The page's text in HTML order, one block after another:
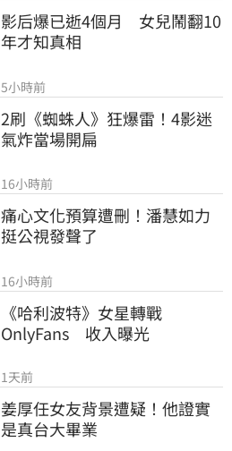
影后爆已逝4個月　女兒鬧翻10
年才知真相
5小時前
2刷《蜘蛛人》狂爆雷！4影迷
氣炸當場開扁
16小時前
痛心文化預算遭刪！潘慧如力
挺公視發聲了
16小時前
《哈利波特》女星轉戰
OnlyFans　收入曝光
1天前
姜厚任女友背景遭疑！他證實
是真台大畢業